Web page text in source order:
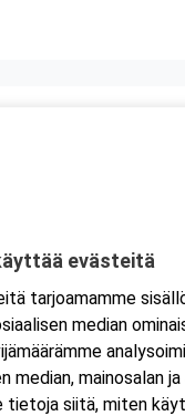
ajo-ohjeetevästeitä
tarjoamamme
median
median, mainosalan
tietoja siitä, miten